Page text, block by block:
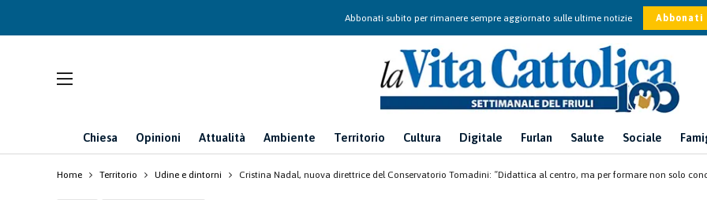
Abbonati subito per rimanere sempre aggiornato sulle ultime notizie Abbonati
Chiesa Opinioni Attualità Ambiente Territorio Cultura Digitale Furlan Salute Sociale
Home Territorio Udine e dintorni Cristina Nadal, nuova direttrice del Conservatorio Tomadini: “Didattica al centro, ma per formare non solo